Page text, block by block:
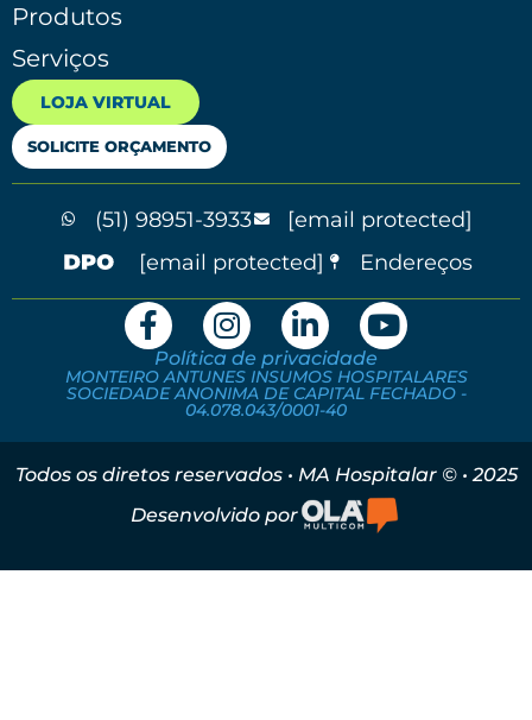
Produtos
Serviços
LOJA VIRTUAL
SOLICITE ORÇAMENTO
(51) 98951-3933
[email protected]
[email protected]
Endereços
Política de privacidade
MONTEIRO ANTUNES INSUMOS HOSPITALARES
SOCIEDADE ANONIMA DE CAPITAL FECHADO -
04.078.043/0001-40
Todos os diretos reservados • MA Hospitalar © • 2025
Desenvolvido por